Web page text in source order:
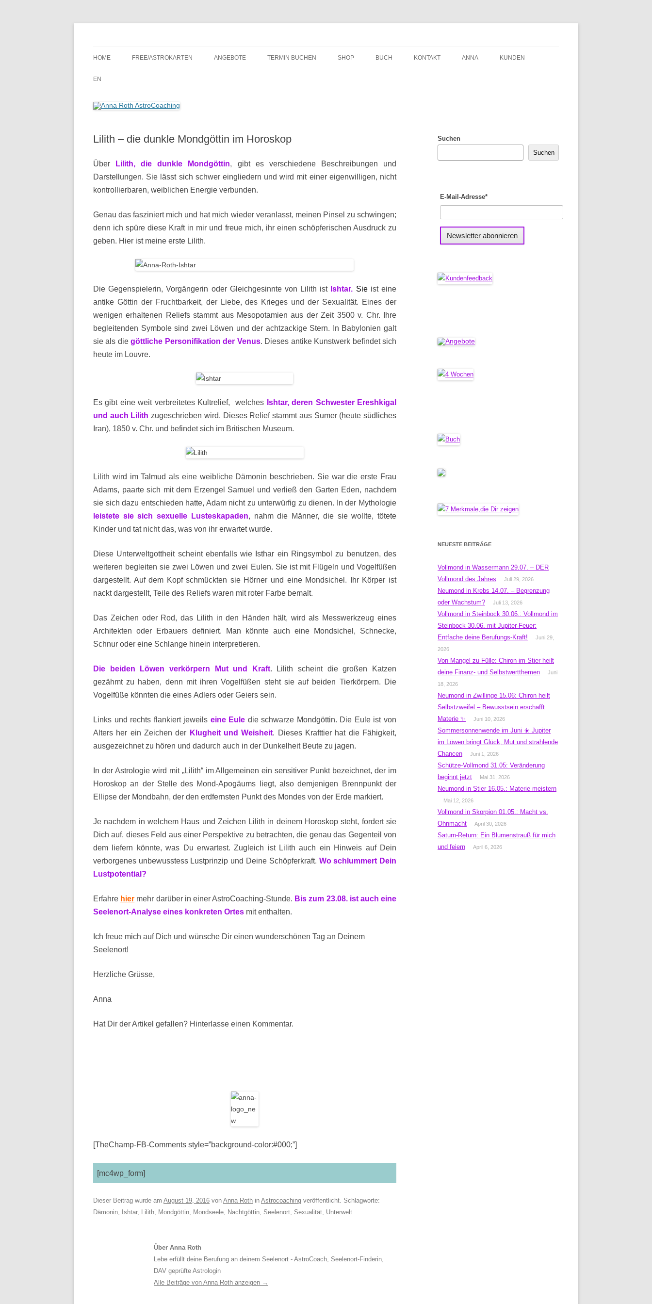
Inhalt
HOME FREE/ASTROKARTEN ANGEBOTE TERMIN BUCHEN SHOP BUCH KONTAKT ANNA KUNDEN
EN
Lilith – die dunkle Mondgöttin im Horoskop
Über Lilith, die dunkle Mondgöttin, gibt es verschiedene Beschreibungen und
Darstellungen. Sie lässt sich schwer eingliedern und wird mit einer eigenwilligen, nicht
kontrollierbaren, weiblichen Energie verbunden.
Genau das fasziniert mich und hat mich wieder veranlasst, meinen Pinsel zu schwingen;
denn ich spüre diese Kraft in mir und freue mich, ihr einen schöpferischen Ausdruck zu
geben. Hier ist meine erste Lilith.
Die Gegenspielerin, Vorgängerin oder Gleichgesinnte von Lilith ist Ishtar. Sieist eine
antike Göttin der Fruchtbarkeit, der Liebe, des Krieges und der Sexualität. Eines der
wenigen erhaltenen Reliefs stammt aus Mesopotamien aus der Zeit 3500 v. Chr. Ihre
begleitenden Symbole sind zwei Löwen und der achtzackige Stern. In Babylonien galt
sie als diegöttliche Personifikation der Venus. Dieses antike Kunstwerk befindet sich
heute im Louvre.
Es gibt eine weit verbreitetes Kultrelief, welches Ishtar, deren Schwester Ereshkigal
und auch Lilith zugeschrieben wird. Dieses Relief stammt aus Sumer (heute südliches
Iran), 1850 v. Chr. und befindet sich im Britischen Museum.
Lilith wird im Talmud als eine weibliche Dämonin beschrieben. Sie war die erste Frau
Adams, paarte sich mit dem Erzengel Samuel und verließ den Garten Eden, nachdem
sie sich dazu entschieden hatte, Adam nicht zu unterwürfig zu dienen. In der Mythologie
leistete sie sich sexuelle Lusteskapaden, nahm die Männer, die sie wollte, tötete
Kinder und tat nicht das, was von ihr erwartet wurde.
Diese Unterweltgottheit scheint ebenfalls wie Isthar ein Ringsymbol zu benutzen, des
weiteren begleiten sie zwei Löwen und zwei Eulen. Sie ist mit Flügeln und Vogelfüßen
dargestellt. Auf dem Kopf schmückten sie Hörner und eine Mondsichel. Ihr Körper ist
nackt dargestellt, Teile des Reliefs waren mit roter Farbe bemalt.
Das Zeichen oder Rod, das Lilith in den Händen hält, wird als Messwerkzeug eines
Architekten oder Erbauers definiert. Man könnte auch eine Mondsichel, Schnecke,
Schnur oder eine Schlange hinein interpretieren.
Die beiden Löwen verkörpern Mut und Kraft. Lilith scheint die großen Katzen
gezähmt zu haben, denn mit ihren Vogelfüßen steht sie auf beiden Tierkörpern. Die
Vogelfüße könnten die eines Adlers oder Geiers sein.
Links und rechts flankiert jeweils eine Eule die schwarze Mondgöttin. Die Eule ist von
Alters her ein Zeichen der Klugheit und Weisheit. Dieses Krafttier hat die Fähigkeit,
ausgezeichnet zu hören und dadurch auch in der Dunkelheit Beute zu jagen.
In der Astrologie wird mit „Lilith“ im Allgemeinen ein sensitiver Punkt bezeichnet, der im
Horoskop an der Stelle des Mond-Apogäums liegt, also demjenigen Brennpunkt der
Ellipse der Mondbahn, der den erdfernsten Punkt des Mondes von der Erde markiert.
Je nachdem in welchem Haus und Zeichen Lilith in deinem Horoskop steht, fordert sie
Dich auf, dieses Feld aus einer Perspektive zu betrachten, die genau das Gegenteil von
dem liefern könnte, was Du erwartest. Zugleich ist Lilith auch ein Hinweis auf Dein
verborgenes unbewusstess Lustprinzip und Deine Schöpferkraft. Wo schlummert Dein
Lustpotential?
Erfahre hier mehr darüber in einer AstroCoaching-Stunde. Bis zum 23.08. ist auch eine
Seelenort-Analyse eines konkreten Ortes mit enthalten.
Ich freue mich auf Dich und wünsche Dir einen wunderschönen Tag an Deinem
Seelenort!
Herzliche Grüsse,
Anna
Hat Dir der Artikel gefallen? Hinterlasse einen Kommentar.
[TheChamp-FB-Comments style=”background-color:#000;”]
[mc4wp_form]
Dieser Beitrag wurde am August 19, 2016 von Anna Roth in Astrocoaching veröffentlicht. Schlagworte:
Dämonin, Ishtar, Lilith, Mondgöttin, Mondseele, Nachtgöttin, Seelenort, Sexualität, Unterwelt.
Über Anna Roth
Lebe erfüllt deine Berufung an deinem Seelenort - AstroCoach, Seelenort-Finderin,
DAV geprüfte Astrologin
Alle Beiträge von Anna Roth anzeigen →
Suchen
Suchen
E-Mail-Adresse*
NEUESTE BEITRÄGE
Vollmond in Wassermann 29.07. – DER
Vollmond des Jahres
Juli 29, 2026
Neumond in Krebs 14.07. – Begrenzung
oder Wachstum?
Juli 13, 2026
Vollmond in Steinbock 30.06.: Vollmond im
Steinbock 30.06. mit Jupiter-Feuer:
Entfache deine Berufungs-Kraft!
Juni 29,
2026
Von Mangel zu Fülle: Chiron im Stier heilt
deine Finanz- und Selbstwertthemen
Juni
18, 2026
Neumond in Zwillinge 15.06: Chiron heilt
Selbstzweifel – Bewusstsein erschafft
Materie ✨
Juni 10, 2026
Sommersonnenwende im Juni ☀️ Jupiter
im Löwen bringt Glück, Mut und strahlende
Chancen
Juni 1, 2026
Schütze-Vollmond 31.05: Veränderung
beginnt jetzt
Mai 31, 2026
Neumond in Stier 16.05.: Materie meistern
Mai 12, 2026
Vollmond in Skorpion 01.05.: Macht vs.
Ohnmacht
April 30, 2026
Saturn-Return: Ein Blumenstrauß für mich
und feiern
April 6, 2026